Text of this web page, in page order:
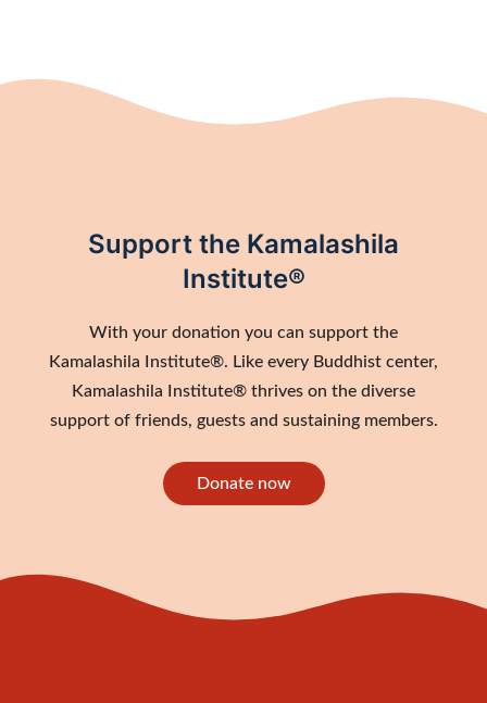
Support the Kamalashila
Institute®
With your donation you can support the
Kamalashila Institute®. Like every Buddhist center,
Kamalashila Institute® thrives on the diverse
support of friends, guests and sustaining members.
Donate now